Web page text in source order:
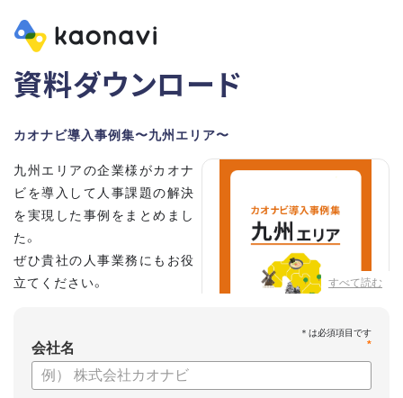
資料ダウンロード
カオナビ導入事例集〜九州エリア〜
すべて読む
九州エリアの企業様がカオナ
ビを導入して人事課題の解決
を実現した事例をまとめまし
た。
ぜひ貴社の人事業務にもお役
立てください。
*
会社名